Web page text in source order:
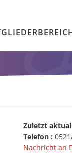
Zuletzt
Telefon :
Nachricht an